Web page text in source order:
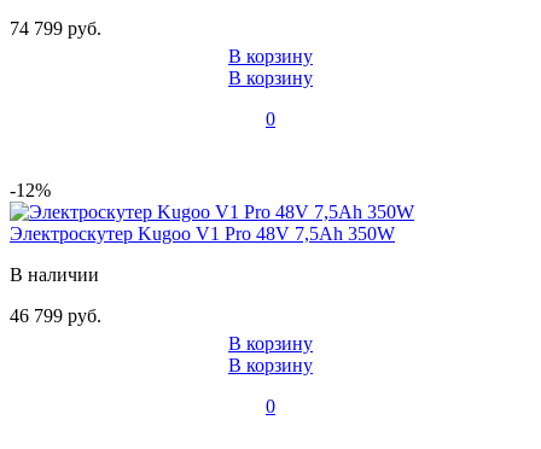
74 799 руб.
В корзину
В корзину
0
-12%
Электроскутер Kugoo V1 Pro 48V 7,5Ah 350W
В наличии
46 799 руб.
В корзину
В корзину
0